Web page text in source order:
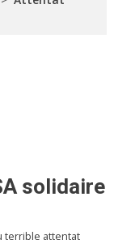
solidaire
terrible attentat